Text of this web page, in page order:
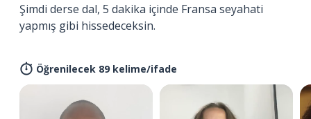
Şimdi derse dal, 5 dakika içinde Fransa seyahati
yapmış gibi hissedeceksin.
Öğrenilecek 89 kelime/ifade